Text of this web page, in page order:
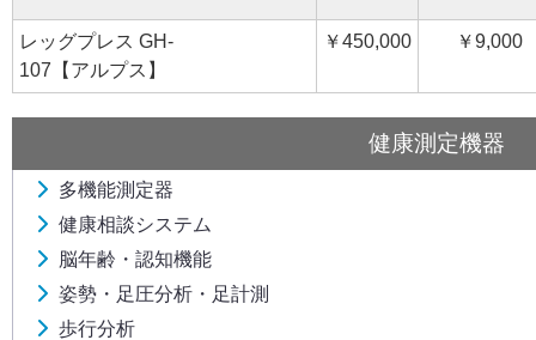
レッグプレス GH-
107【アルプス】
￥450,000 ￥9,000
健康測定機器
多機能測定器
健康相談システム
脳年齢・認知機能
姿勢・足圧分析・足計測
歩行分析